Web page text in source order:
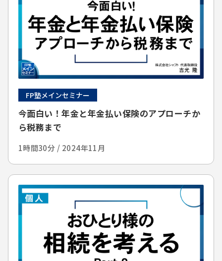
FP塾メインセミナー
今面白い！年金と年金払い保険のアプローチか
ら税務まで
1時間30分 / 2024年11月